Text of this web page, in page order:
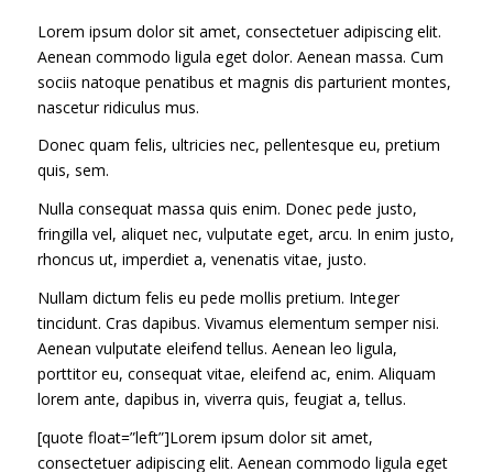
Lorem ipsum dolor sit amet, consectetuer adipiscing elit.
Aenean commodo ligula eget dolor. Aenean massa. Cum
sociis natoque penatibus et magnis dis parturient montes,
nascetur ridiculus mus.
Donec quam felis, ultricies nec, pellentesque eu, pretium
quis, sem.
Nulla consequat massa quis enim. Donec pede justo,
fringilla vel, aliquet nec, vulputate eget, arcu. In enim justo,
rhoncus ut, imperdiet a, venenatis vitae, justo.
Nullam dictum felis eu pede mollis pretium. Integer
tincidunt. Cras dapibus. Vivamus elementum semper nisi.
Aenean vulputate eleifend tellus. Aenean leo ligula,
porttitor eu, consequat vitae, eleifend ac, enim. Aliquam
lorem ante, dapibus in, viverra quis, feugiat a, tellus.
[quote float=”left”]Lorem ipsum dolor sit amet,
consectetuer adipiscing elit. Aenean commodo ligula eget